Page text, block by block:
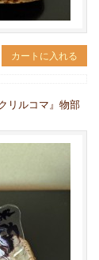
カートに入れる
リルコマ』物部